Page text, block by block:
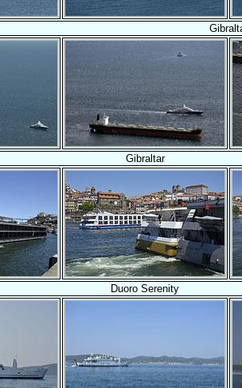
Gibraltar
Duoro Serenity